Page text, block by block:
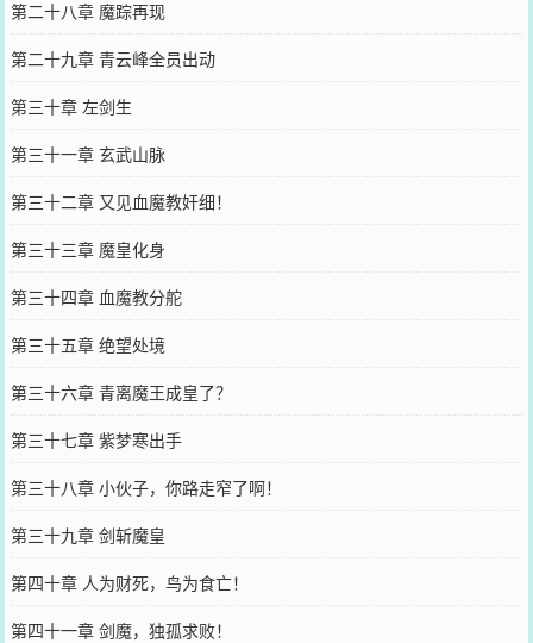
第二十八章 魔踪再现
第二十九章 青云峰全员出动
第三十章 左剑生
第三十一章 玄武山脉
第三十二章 又见血魔教奸细！
第三十三章 魔皇化身
第三十四章 血魔教分舵
第三十五章 绝望处境
第三十六章 青离魔王成皇了？
第三十七章 紫梦寒出手
第三十八章 小伙子，你路走窄了啊！
第三十九章 剑斩魔皇
第四十章 人为财死，鸟为食亡！
第四十一章 剑魔，独孤求败！